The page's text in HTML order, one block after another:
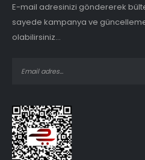
E-mail adresinizi göndererek
sayede kampanya ve
olabilirsiniz...